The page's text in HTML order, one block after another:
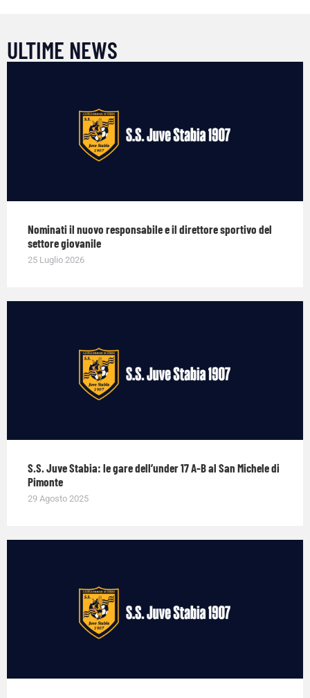
ULTIME NEWS
Nominati il nuovo responsabile e il direttore sportivo del
settore giovanile
25 Luglio 2026
S.S. Juve Stabia: le gare dell’under 17 A-B al San Michele di
Pimonte
29 Agosto 2025